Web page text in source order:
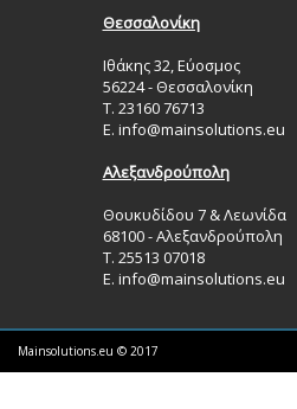
Θεσσαλονίκη
Ιθάκης 32, Εύοσμος
56224 - Θεσσαλονίκη
Τ. 23160 76713
Ε. info@mainsolutions.eu
Αλεξανδρούπολη
Θουκυδίδου 7 & Λεωνίδα
68100 - Αλεξανδρούπολη
Τ. 25513 07018
Ε. info@mainsolutions.eu
Mainsolutions.eu © 2017